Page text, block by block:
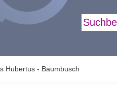
Hubertus - Baumbusch